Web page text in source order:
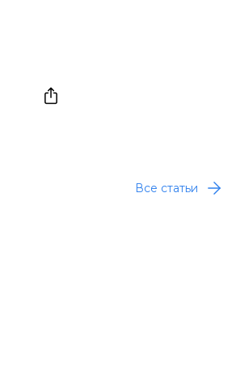
Все статьи